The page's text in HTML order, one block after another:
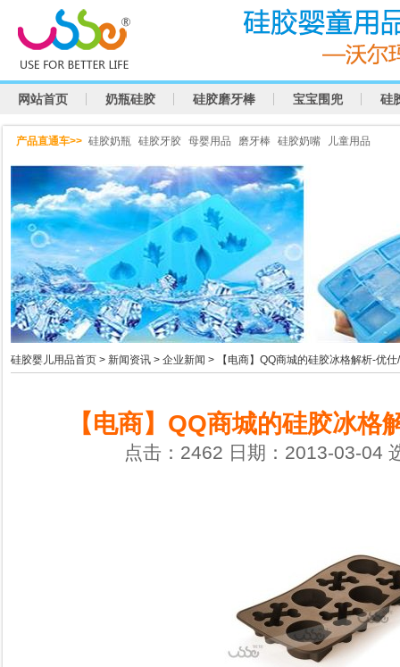
网站首页 奶瓶硅胶 硅胶磨牙棒 宝宝围兜 硅
产品直通车>> 硅胶奶瓶 硅胶牙胶 母婴用品 磨牙棒 硅胶奶嘴 儿童用品
硅胶婴儿用品首页 > 新闻资讯 > 企业新闻 > 【电商】QQ商城的硅胶冰格解析-优
【电商】QQ商城的硅胶冰
点击：2462 日期：2013-03-04